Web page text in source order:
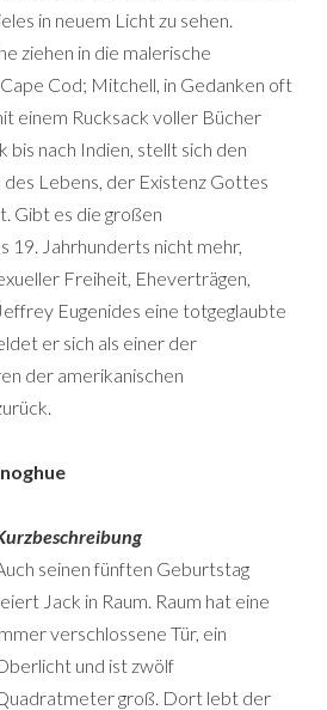
in neuem Licht zu sehen.
ziehen in die malerische
Cod; Mitchell, in Gedanken oft
einem Rucksack voller Bücher
nach Indien, stellt sich den
des Lebens, der Existenz Gottes
Gibt es die großen
19. Jahrhunderts nicht mehr,
Freiheit, Eheverträgen,
Eugenides eine totgeglaubte
er sich als einer der
der amerikanischen
seinen fünften Geburtstag
Jack in Raum. Raum hat eine
verschlossene Tür, ein
und ist zwölf
groß. Dort lebt der